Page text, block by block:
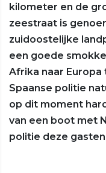
kilometer en de
zeestraat is
zuidoostelijke
een goede
Afrika naar
Spaanse politie
op dit moment
van een boot met
politie deze